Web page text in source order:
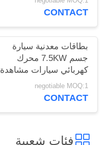
CONTACT
بطاقات معدنية سيارة
جسم 7.5KW محرك
كهربائي سيارات مشاهدة
مغلقة الأبواب الحافلة
negotiable MOQ:1
CONTACT
فئات شعبية